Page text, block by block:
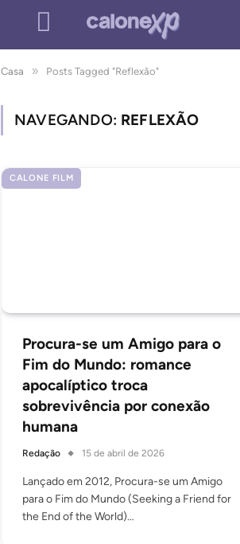
Casa » Posts Tagged "Reflexão"
NAVEGANDO: REFLEXÃO
CALONE FILM
Procura-se um Amigo para o
Fim do Mundo: romance
apocalíptico troca
sobrevivência por conexão
humana
Redação 15 de abril de 2026
Lançado em 2012, Procura-se um Amigo
para o Fim do Mundo (Seeking a Friend for
the End of the World)…